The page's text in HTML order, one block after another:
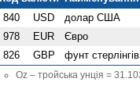
840
USD долар США
978 EUR Євро
826 GBP фунт
Oz – тройська унція =